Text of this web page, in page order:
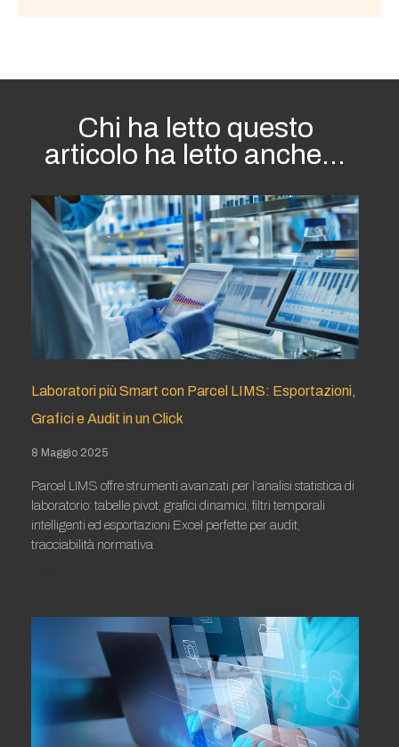
Chi ha letto questo
articolo ha letto anche...
Laboratori più Smart con Parcel LIMS: Esportazioni,
Grafici e Audit in un Click
8 Maggio 2025
Parcel LIMS offre strumenti avanzati per l’analisi statistica di
laboratorio: tabelle pivot, grafici dinamici, filtri temporali
intelligenti ed esportazioni Excel perfette per audit,
tracciabilità normativa